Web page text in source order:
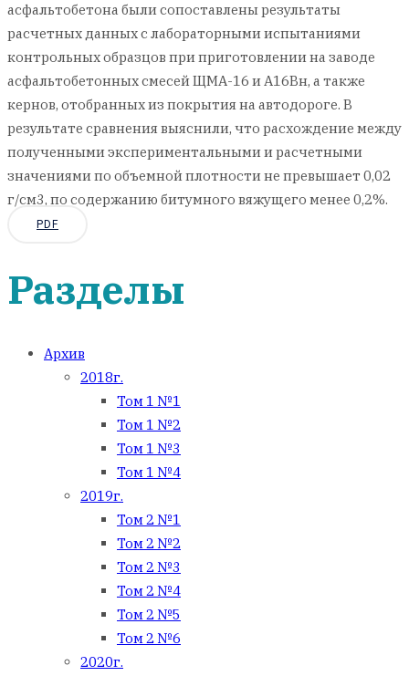
асфальтобетона были сопоставлены результаты
расчетных данных с лабораторными испытаниями
контрольных образцов при приготовлении на заводе
асфальтобетонных смесей ЩМА-16 и А16Вн, а также
кернов, отобранных из покрытия на автодороге. В
результате сравнения выяснили, что расхождение между
полученными экспериментальными и расчетными
значениями по объемной плотности не превышает 0,02
г/см3, по содержанию битумного вяжущего менее 0,2%.
PDF
Разделы
Архив
2018г.
Том 1 №1
Том 1 №2
Том 1 №3
Том 1 №4
2019г.
Том 2 №1
Том 2 №2
Том 2 №3
Том 2 №4
Том 2 №5
Том 2 №6
2020г.